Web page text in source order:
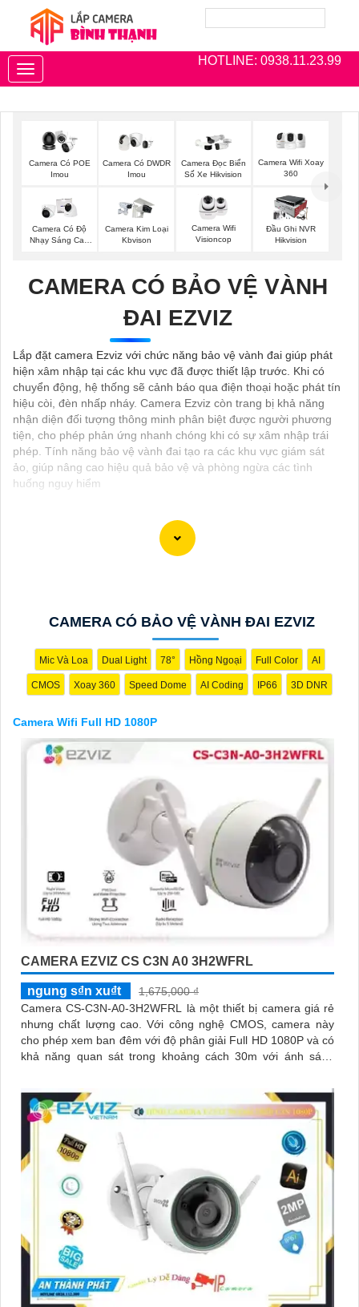
HOTLINE: 0938.11.23.99
Toggle
navigation
Camera Có POE
Imou
Camera Có DWDR
Imou
Camera Đọc Biển
Số Xe Hikvision
Camera Wifi Xoay
360
Camera Có Độ
Nhạy Sáng Cao
Camera Kim Loại
Kbvison
Camera Wifi
Visioncop
Đầu Ghi NVR
Hikvision
CAMERA CÓ BẢO VỆ VÀNH
ĐAI EZVIZ
Lắp đặt camera Ezviz với chức năng bảo vệ vành đai giúp phát
hiện xâm nhập tại các khu vực đã được thiết lập trước. Khi có
chuyển động, hệ thống sẽ cảnh báo qua điện thoại hoặc phát tín
hiệu còi, đèn nhấp nháy. Camera Ezviz còn trang bị khả năng
nhận diện đối tượng thông minh phân biệt được người phương
tiện, cho phép phản ứng nhanh chóng khi có sự xâm nhập trái
phép. Tính năng bảo vệ vành đai tạo ra các khu vực giám sát
ảo, giúp nâng cao hiệu quả bảo vệ và phòng ngừa các tình
huống nguy hiểm
độ phân giải 1080P và khả năng kết nối không dây qua Wifi, dễ
dàng cài đặt và sử dụng giám sát từ xa thông qua ứng dụng trên
CAMERA CÓ BẢO VỆ VÀNH ĐAI EZVIZ
Mic Và Loa Dual Light 78° Hồng Ngoại Full Color AI
CMOS Xoay 360 Speed Dome AI Coding IP66 3D DNR
Camera Wifi Full HD 1080P
CAMERA EZVIZ CS C3N A0 3H2WFRL
ngung s₫n xu₫t
1,675,000 ₫
Camera CS-C3N-A0-3H2WFRL là một thiết bị camera giá rẻ
nhưng chất lượng cao. Với công nghệ CMOS, camera này
cho phép xem ban đêm với độ phân giải Full HD 1080P và có
khả năng quan sát trong khoảng cách 30m với ánh sáng